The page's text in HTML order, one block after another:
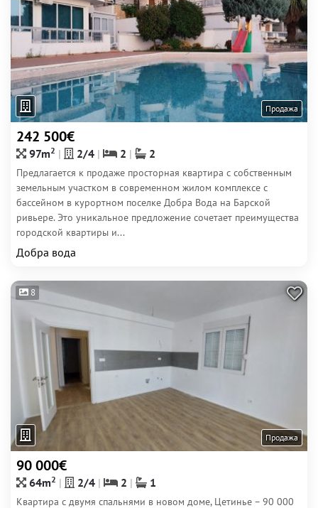
Продажа
242 500€
97m2 2/4 2 2
Предлагается к продаже просторная квартира с собственным
земельным участком в современном жилом комплексе с
бассейном в курортном поселке Добра Вода на Барской
ривьере. Это уникальное предложение сочетает преимущества
городской квартиры и...
Добра вода
8
Продажа
90 000€
64m2 2/4 2 1
Квартира с двумя спальнями в новом доме, Цетинье – 90 000